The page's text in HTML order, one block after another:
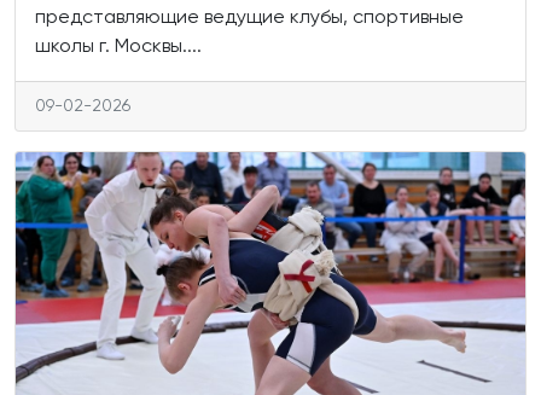
представляющие ведущие клубы, спортивные
школы г. Москвы....
09-02-2026